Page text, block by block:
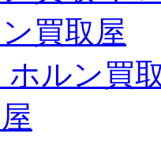
買取屋
ルン買